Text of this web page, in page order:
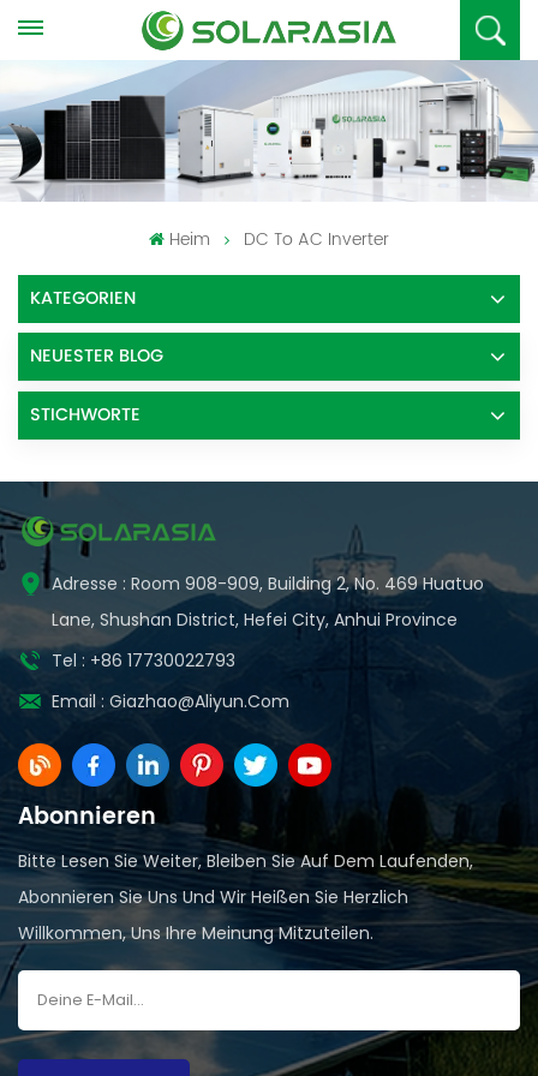
Heim DC To AC Inverter
KATEGORIEN
NEUESTER BLOG
STICHWORTE
Adresse : Room 908-909, Building 2, No. 469 Huatuo
Lane, Shushan District, Hefei City, Anhui Province
Tel : +86 17730022793
Email : Giazhao@aliyun.com
Abonnieren
Bitte Lesen Sie Weiter, Bleiben Sie Auf Dem Laufenden,
Abonnieren Sie Uns Und Wir Heißen Sie Herzlich
Willkommen, Uns Ihre Meinung Mitzuteilen.